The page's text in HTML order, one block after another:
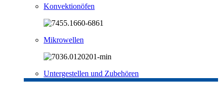
Konvektionöfen
Mikrowellen
Untergestellen und Zubehören